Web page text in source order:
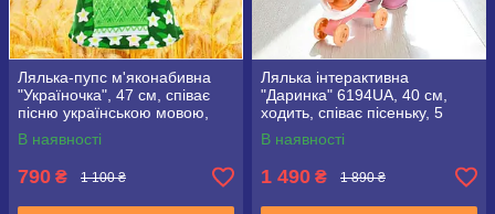
Лялька-пупс м'яконабивна
"Україночка", 47 см, співає
пісню українською мовою,
5079 I UA
В наявності
790 ₴ 1 100 ₴
Лялька інтерактивна
"Даринка" 6194UA, 40 см,
ходить, співає пісеньку, 5
функцій
В наявності
1 490 ₴ 1 890 ₴